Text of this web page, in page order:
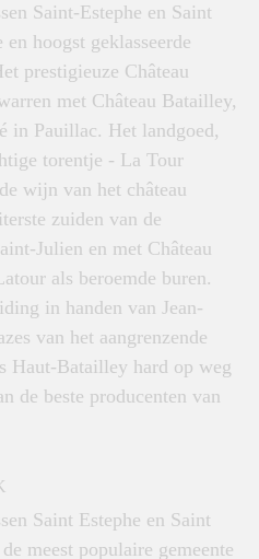
Saint-Estephe en Saint
hoogst geklasseerde
prestigieuze Château
met Château Batailley,
in Pauillac. Het landgoed,
torentje - La Tour
wijn van het château
zuiden van de
Julien en met Château
als beroemde buren.
in handen van Jean-
van het aangrenzende
Haut-Batailley hard op weg
de beste producenten van
Saint Estephe en Saint
meest populaire gemeente